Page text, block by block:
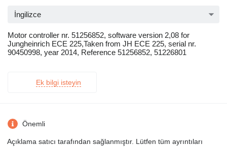
İngilizce
Motor controller nr. 51256852, software version 2,08 for
Jungheinrich ECE 225,Taken from JH ECE 225, serial nr.
90450998, year 2014, Reference 51256852, 51226801
Ek bilgi isteyin
Önemli
Açıklama satıcı tarafından sağlanmıştır. Lütfen tüm ayrıntıları